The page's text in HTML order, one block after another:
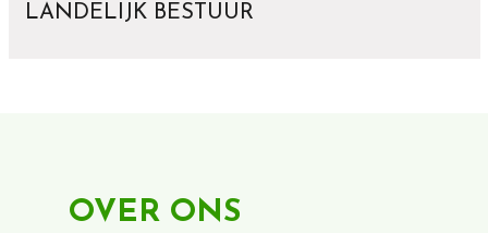
LANDELIJK BESTUUR
OVER ONS